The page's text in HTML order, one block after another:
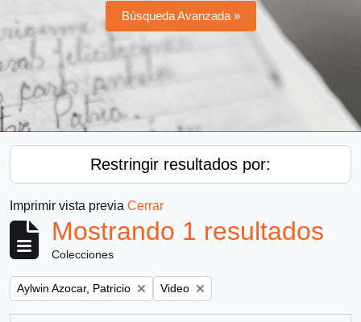
Búsqueda Avanzada »
Restringir resultados por:
Imprimir vista previa Cerrar
Mostrando 1 resultados
Colecciones
Remove filter:
Aylwin Azocar, Patricio Remove filter:
Video